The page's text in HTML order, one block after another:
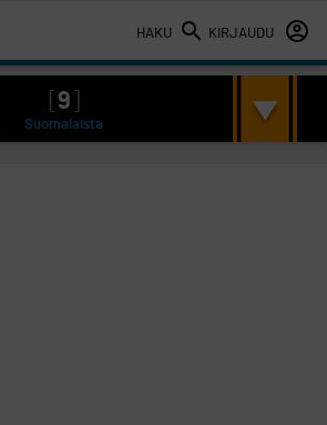
HAKU KIRJAUDU
9
Suomalaista